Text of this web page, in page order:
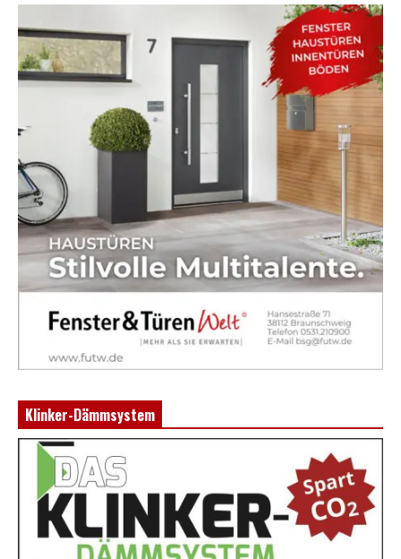
Klinker-Dämmsystem